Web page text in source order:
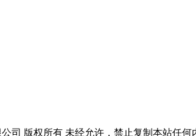
司 版权所有 未经允许，禁止复制本站任何